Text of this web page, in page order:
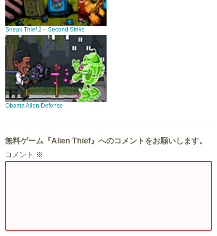
Sneak Thief 2 – Second Strike
Obama Alien Defense
無料ゲーム『Alien Thief』へのコメントをお願いします。
コメント ※